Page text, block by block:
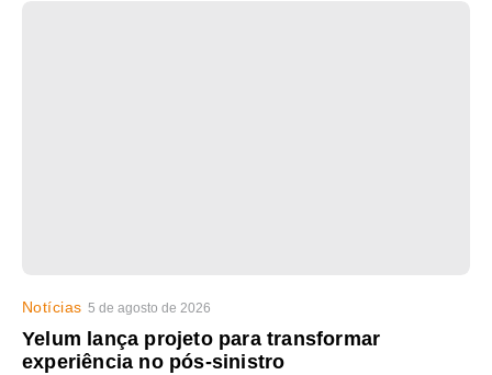
Notícias 5 de agosto de 2026
Yelum lança projeto para transformar
experiência no pós-sinistro